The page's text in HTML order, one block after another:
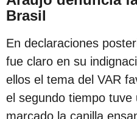
e
d
e
l
a
Brasil
En declaraciones
fue claro en su
ellos el tema del VAR
el segundo tiempo
marcado la canilla